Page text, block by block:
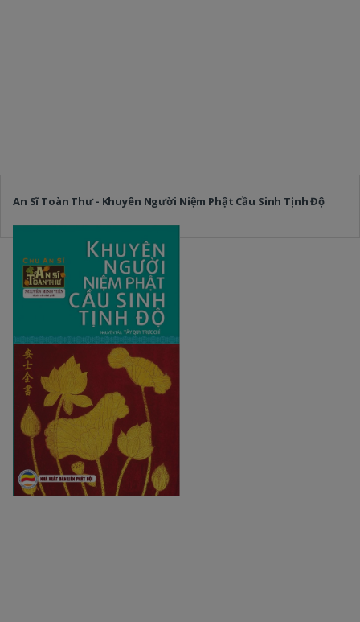
An Sĩ Toàn Thư - Khuyên Người Niệm Phật Cầu Sinh Tịnh Độ